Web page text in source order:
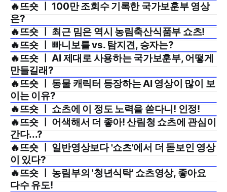
2025년 9월 1주
🔥뜨숏 ㅣ 100만 조회수 기록한 국가보훈부 영상
은?
2025년 8월 4주
🔥뜨숏 ㅣ 최근 밈은 역시 농림축산식품부 쇼츠!
2025년 8월 3주
🔥뜨숏 ㅣ 빠니보틀 vs. 탐지견, 승자는?
2025년 8월 1주
🔥뜨숏 ㅣ AI 제대로 사용하는 국가보훈부, 어떻게
만들길래?
2025년 7월 5주
🔥뜨숏 ㅣ 동물 캐릭터 등장하는 AI 영상이 많이 보
이는 이유?
2025년 7월 4주
🔥뜨숏 ㅣ 쇼츠에 이 정도 노력을 쏟다니! 인정!
2025년 7월 3주
🔥뜨숏 ㅣ 어색해서 더 좋아! 산림청 쇼츠에 관심이
간다...?
2025년 7월 2주
🔥뜨숏 ㅣ 일반영상보다 '쇼츠'에서 더 돋보인 영상
이 있다?
2025년 7월 1주
🔥뜨숏 ㅣ 농림부의 '청년식탁' 쇼츠영상, 좋아요
다수 유도!